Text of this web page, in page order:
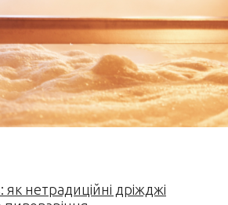
нетрадиційні дріжджі